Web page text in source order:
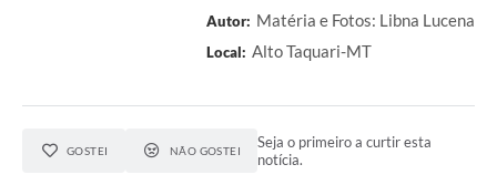
Autor: Matéria e Fotos: Libna Lucena
Local: Alto Taquari-MT
GOSTEI NÃO GOSTEI
Seja o primeiro a curtir esta
notícia.